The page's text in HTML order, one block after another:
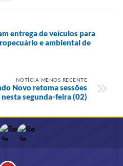
entrega de veículos para
e ambiental de
NOTÍCIA MENOS RECENTE
Novo retoma sessões
segunda-feira (02)